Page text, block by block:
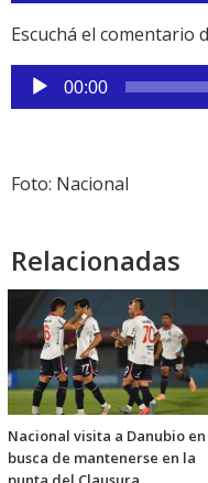
audio
Escuchá el comentario
Reproductor
de
00:00
Foto: Nacional
Relacionadas
Nacional visita a Danubio en
busca de mantenerse en la